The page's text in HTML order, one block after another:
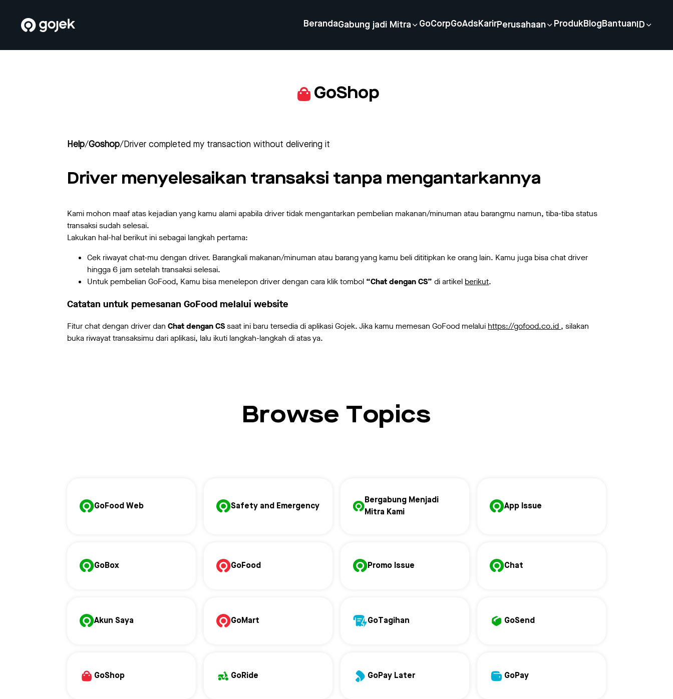
BerandaGabung jadi Mitra GoCorpGoAds KarirPerusahaan ProdukBlog Bantuan ID
GoShop
Help/Goshop/ Driver completed my transaction without delivering it
Driver menyelesaikan transaksi tanpa mengantarkannya
Kami mohon maaf atas kejadian yang kamu alami apabila driver tidak mengantarkan pembelian makanan/minuman atau barangmu namun, tiba-tiba status
transaksi sudah selesai.
Lakukan hal-hal berikut ini sebagai langkah pertama:
Cek riwayat chat-mu dengan driver. Barangkali makanan/minuman atau barang yang kamu beli dititipkan ke orang lain. Kamu juga bisa chat driver
hingga 6 jam setelah transaksi selesai.
Untuk pembelian GoFood, Kamu bisa menelepon driver dengan cara klik tombol “Chat dengan CS” di artikel berikut.
Catatan untuk pemesanan GoFood melalui website
Fitur chat dengan driver danChat dengan CSsaat ini baru tersedia di aplikasi Gojek. Jika kamu memesan GoFood melalui https://gofood.co.id , silakan
buka riwayat transaksimu dari aplikasi, lalu ikuti langkah-langkah di atas ya.
Browse Topics
GoFood Web Safety and Emergency
Bergabung Menjadi
Mitra Kami
App Issue
GoBox GoFood Promo Issue Chat
Akun Saya GoMart GoTagihan GoSend
GoShop GoRide GoPay Later GoPay